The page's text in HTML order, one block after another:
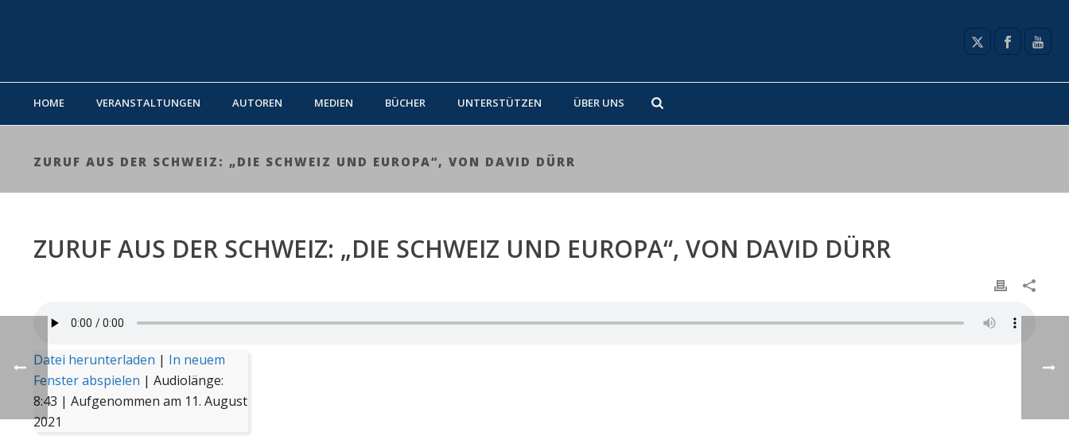
HOME VERANSTALTUNGEN AUTOREN MEDIEN BÜCHER UNTERSTÜTZEN ÜBER UNS
ZURUF AUS DER SCHWEIZ: „DIE SCHWEIZ UND EUROPA“, VON DAVID DÜRR
ZURUF AUS DER SCHWEIZ: „DIE SCHWEIZ UND EUROPA“, VON DAVID DÜRR
Datei herunterladen | In neuem
Fenster abspielen | Audiolänge:
8:43 | Aufgenommen am 11. August
2021